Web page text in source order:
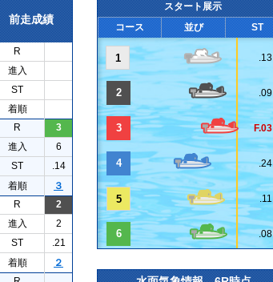
前走成績
R
進入
ST
着順
R
3
進入
6
ST
.14
着順
３
R
2
進入
2
ST
.21
着順
２
スタート展示
コース
並び ST
1 .13
2 .09
3 F.03
4 .24
5 .11
6 .08